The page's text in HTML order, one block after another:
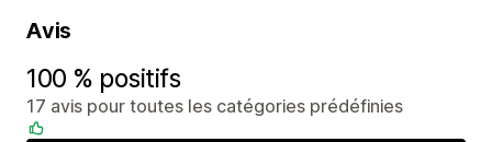
Avis
100 % positifs
17 avis pour toutes les catégories prédéfinies